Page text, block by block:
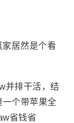
居然是个看
并排干活，结
个带苹果全
省钱省